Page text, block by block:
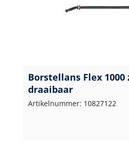
Borstellans Flex 1000
draaibaar
Artikelnummer: 10827122